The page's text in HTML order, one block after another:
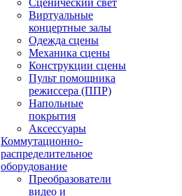
Сценический свет
Виртуальные
концертные залы
Одежда сцены
Механика сцены
Конструкции сцены
Пульт помощника
режиссера (ППР)
Напольные
покрытия
Аксессуары
Коммутационно-
распределительное
оборудование
Преобразователи
видео и